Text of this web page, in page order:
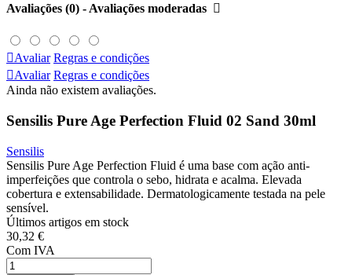
Avaliações (0) - Avaliações moderadas 
Avaliar Regras e condições
Avaliar Regras e condições
Ainda não existem avaliações.
Sensilis Pure Age Perfection Fluid 02 Sand 30ml
Sensilis
Sensilis Pure Age Perfection Fluid é uma base com ação anti-
imperfeições que controla o sebo, hidrata e acalma. Elevada
cobertura e extensabilidade. Dermatologicamente testada na pele
sensível.
Últimos artigos em stock
30,32 €
Com IVA